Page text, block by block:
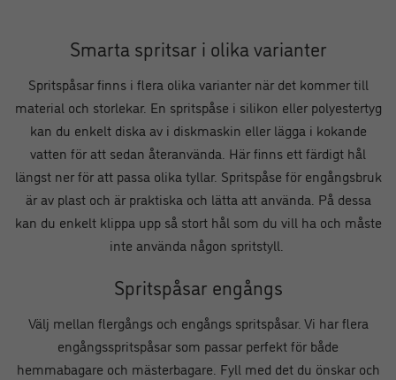
Smarta spritsar i olika varianter
Spritspåsar finns i flera olika varianter när det kommer till
material och storlekar. En spritspåse i silikon eller polyestertyg
kan du enkelt diska av i diskmaskin eller lägga i kokande
vatten för att sedan återanvända. Här finns ett färdigt hål
längst ner för att passa olika tyllar. Spritspåse för engångsbruk
är av plast och är praktiska och lätta att använda. På dessa
kan du enkelt klippa upp så stort hål som du vill ha och måste
inte använda någon spritstyll.
Spritspåsar engångs
Välj mellan flergångs och engångs spritspåsar. Vi har flera
engångsspritspåsar som passar perfekt för både
hemmabagare och mästerbagare. Fyll med det du önskar och